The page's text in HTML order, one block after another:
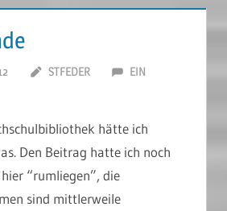
STFEDER
EIN
hätte ich
Den Beitrag hatte ich noch
“rumliegen”, die
sind mittlerweile